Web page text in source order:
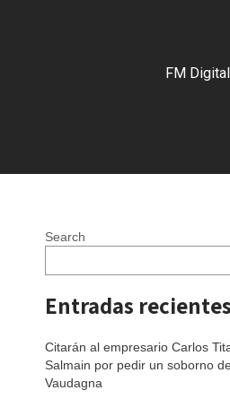
FM Digital
Search
Entradas recientes
Citarán al empresario Carlos
Salmain por pedir un soborno
Vaudagna